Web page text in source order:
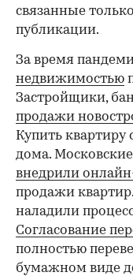
связанные
публикации.
За время
недвижимостью
Застройщики,
продажи
Купить
дома.
внедрили
продажи
наладили
Согласование
полностью
бумажном виде